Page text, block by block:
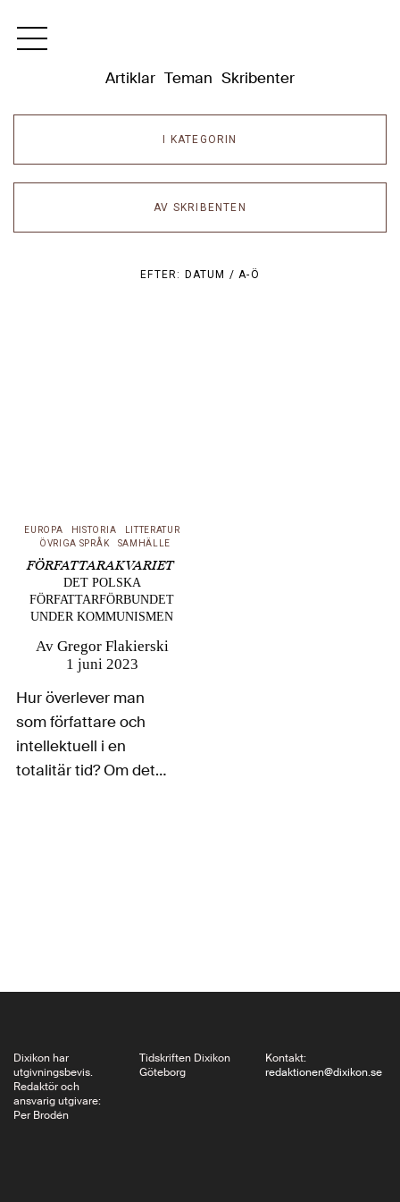
Artiklar Teman Skribenter
I KATEGORIN
AV SKRIBENTEN
EFTER: DATUM /A-Ö
EUROPA HISTORIA
LITTERATUR
ÖVRIGA SPRÅK
SAMHÄLLE
FÖRFATTARAKVARIET
DET POLSKA
FÖRFATTARFÖRBUNDET
UNDER KOMMUNISMEN
Av Gregor Flakierski
1 juni 2023
Hur överlever man
som författare och
intellektuell i en
totalitär tid? Om det
kommunismens fall
Dixikon har
utgivningsbevis.
Redaktör och
ansvarig utgivare:
Per Brodén
Tidskriften Dixikon
Göteborg
Kontakt:
redaktionen@dixikon.se